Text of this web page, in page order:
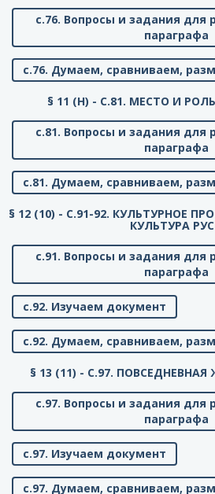
с.76. Вопросы и задания для
параграфа
с.76. Думаем, сравниваем,
§ 11 (Н) - C.81. МЕСТО И
с.81. Вопросы и задания для
параграфа
с.81. Думаем, сравниваем,
§ 12 (10) - C.91-92. КУЛЬТУРНОЕ
КУЛЬТУРА
с.91. Вопросы и задания для
параграфа
с.92. Изучаем документ
с.92. Думаем, сравниваем,
§ 13 (11) - C.97.
с.97. Вопросы и задания для
параграфа
с.97. Изучаем документ
с.97. Думаем, сравниваем,